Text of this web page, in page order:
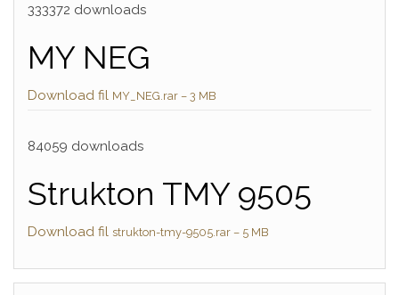
333372 downloads
MY NEG
Download fil MY_NEG.rar – 3 MB
84059 downloads
Strukton TMY 9505
Download fil strukton-tmy-9505.rar – 5 MB